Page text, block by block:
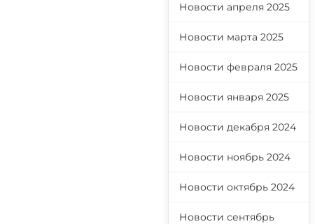
Новости апреля 2025
Новости марта 2025
Новости февраля 2025
Новости января 2025
Новости декабря 2024
Новости ноябрь 2024
Новости октябрь 2024
Новости сентябрь